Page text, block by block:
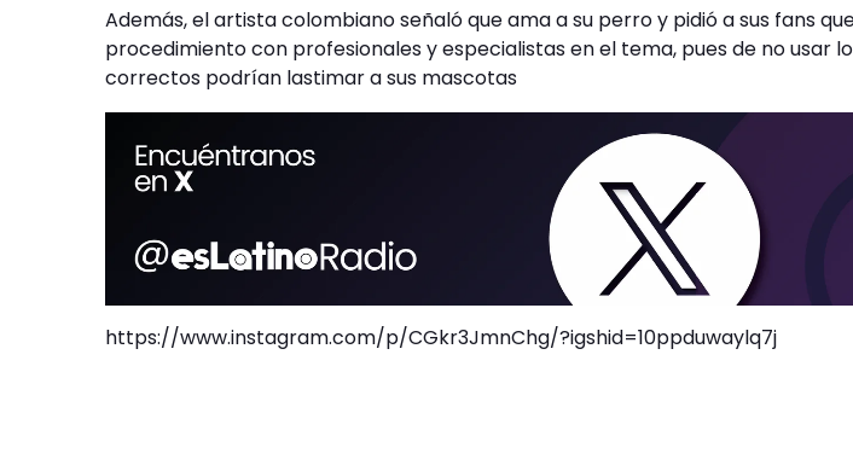
Además, el artista colombiano señaló que ama a su perro y pidió a sus fans
procedimiento con profesionales y especialistas en el tema, pues de no usar
correctos podrían lastimar a sus mascotas
https://www.instagram.com/p/CGkr3JmnChg/?igshid=10ppduwaylq7j